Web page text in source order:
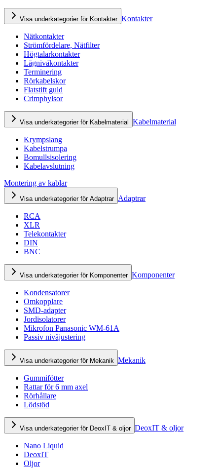
Visa underkategorier för Kontakter Kontakter
Nätkontakter
Strömfördelare, Nätfilter
Högtalarkontakter
Lågnivåkontakter
Terminering
Rörkabelskor
Flatstift guld
Crimphylsor
Visa underkategorier för Kabelmaterial Kabelmaterial
Krympslang
Kabelstrumpa
Bomullsisolering
Kabelavslutning
Montering av kablar
Visa underkategorier för Adaptrar Adaptrar
RCA
XLR
Telekontakter
DIN
BNC
Visa underkategorier för Komponenter Komponenter
Kondensatorer
Omkopplare
SMD-adapter
Jordisolatorer
Mikrofon Panasonic WM-61A
Passiv nivåjustering
Visa underkategorier för Mekanik Mekanik
Gummifötter
Rattar för 6 mm axel
Rörhållare
Lödstöd
Visa underkategorier för DeoxIT & oljor DeoxIT & oljor
Nano Liquid
DeoxIT
Oljor